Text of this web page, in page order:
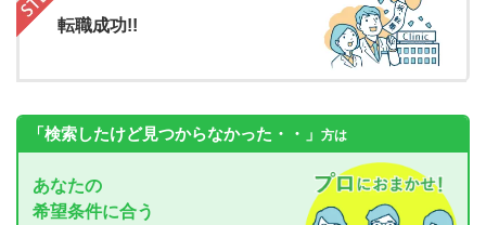
転職成功!!
「検索したけど見つからなかった・・」 方は
あなたの
希望条件に合う